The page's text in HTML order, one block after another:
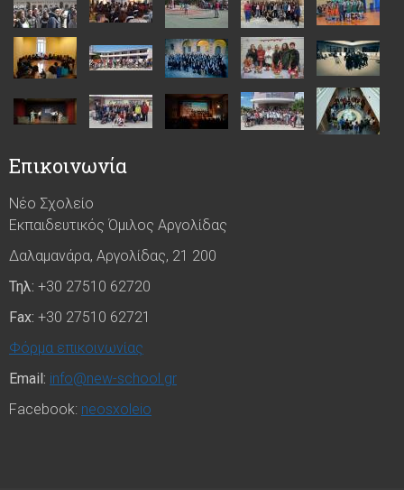
Επικοινωνία
Νέο Σχολείο
Εκπαιδευτικός Όμιλος Αργολίδας
Δαλαμανάρα, Αργολίδας, 21 200
Τηλ: +30 27510 62720
Fax: +30 27510 62721
Φόρμα επικοινωνίας
Email: info@new-school.gr
Facebook: neosxoleio